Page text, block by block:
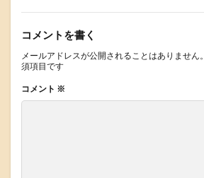
コメントを書く
メールアドレスが公開されることはありません。
須項目です
コメント ※